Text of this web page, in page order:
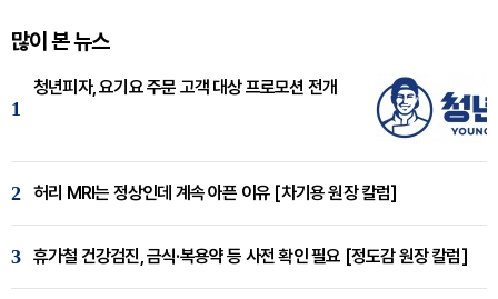
많이 본 뉴스
1
청년피자, 요기요 주문 고객 대상 프로모션 전개
2 허리 MRI는 정상인데 계속 아픈 이유 [차기용 원장 칼럼]
3 휴가철 건강검진, 금식·복용약 등 사전 확인 필요 [정도감 원장 칼럼]